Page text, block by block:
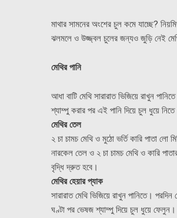
মাথার সামনের অংশের চুল কমে যাচ্ছে?
ঝলমলে ও উজ্জ্বল চুলের জন্যও জুড়ি নেই
মেথির পানি
আধা বাটি মেথি সারারাত ভিজিয়ে রাখুন
শ্যাম্পু করার পর এই পানি দিয়ে চুল ধুয়ে
মেথির তেল
২ চা চামচ মেথি ও মুঠো ভর্তি কারি পাতা লো
নারকেল তেল ও ২ চা চামচ মেথি ও কারি
বৃদ্ধি দ্রুত হবে।
মেথির হেয়ার প্যাক
সারারাত মেথি ভিজিয়ে রাখুন পানিতে।
ঘণ্টা পর ভেষজ শ্যাম্পু দিয়ে চুল ধুয়ে ফেলুন।